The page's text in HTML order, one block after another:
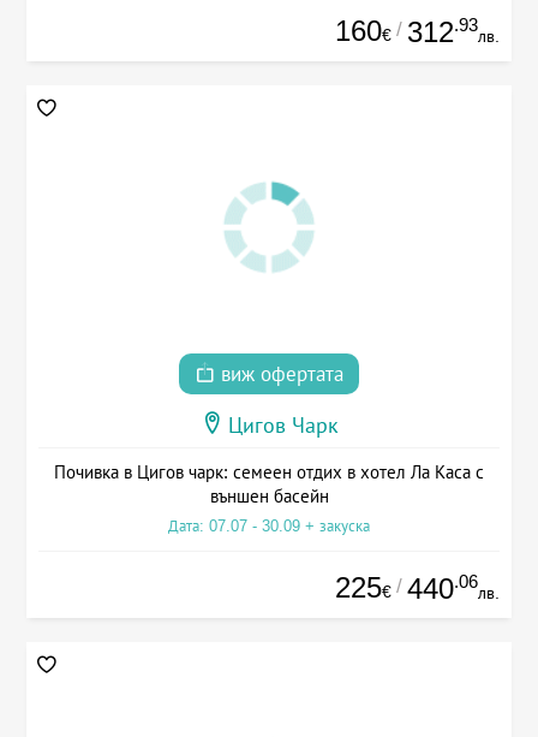
160€ / 312.93
лв.
виж офертата
Цигов Чарк
Почивка в Цигов чарк: семеен отдих в хотел Ла Каса с
външен басейн
Дата: 07.07 - 30.09 + закуска
225€ / 440.06
лв.